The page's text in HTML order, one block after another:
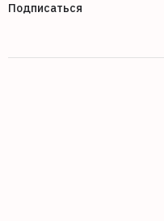
Подписаться